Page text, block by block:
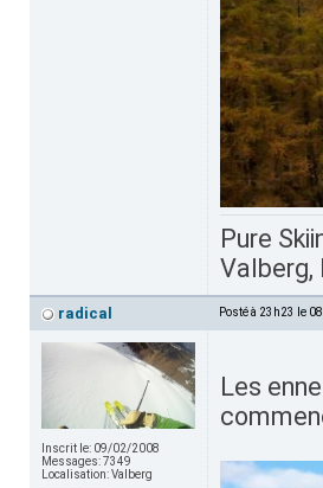
Pure
Valberg,
radical Posté à 23h23 le
Inscrit le: 09/02/2008
Messages:7349
Localisation:Valberg
Les